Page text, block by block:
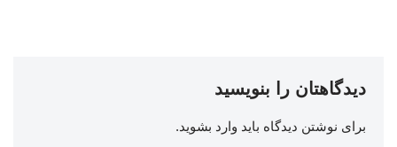
دیدگاهتان را بنویسید
برای نوشتن دیدگاه باید وارد بشوید.